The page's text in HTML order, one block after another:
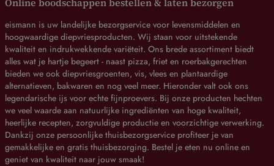
eismann is uw landelijke bezorgservice voor levensmiddelen en
hoogwaardige diepvriesproducten. Wij staan voor uitstekende
kwaliteit en indrukwekkende variëteit. Ons brede assortiment biedt
alles wat je hartje begeert - naast pizza, friet en roerbakgerechten
bieden we ook diepvriesgroenten, vis, vlees en plantaardige
alternatieven, bakwaren en nog veel meer. Hieronder valt ook ons
legendarische ijs voor echte fijnproevers. Bij onze producten hechten
we veel waarde aan natuurlijke ingrediënten van hoge kwaliteit,
heerlijke recepten, zorgvuldige productie en voorzichtige verwerking.
Dankzij onze persoonlijke thuisbezorgservice profiteer je van
gemakkelijke en gratis thuisbezorging. Bestel je eten nu online en
geniet van kwaliteit naar jouw smaak!